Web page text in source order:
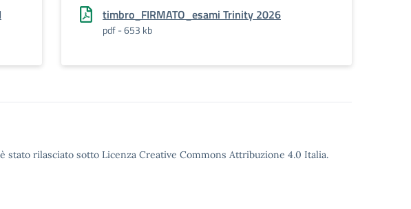
timbro_FIRMATO_esami Trinity 2026
pdf - 653 kb
stato rilasciato sotto Licenza Creative Commons Attribuzione 4.0 Italia.